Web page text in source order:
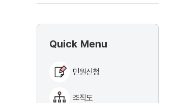
Quick Menu
민원신청
조직도